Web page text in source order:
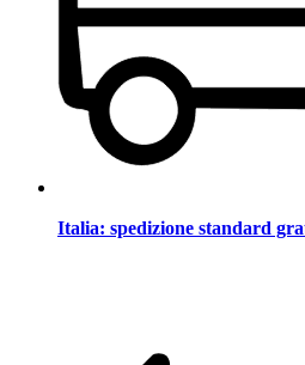
Italia: spedizione standard